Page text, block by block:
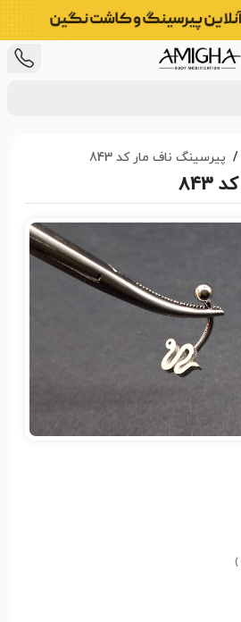
پیرسینگ ناف مار کد 843